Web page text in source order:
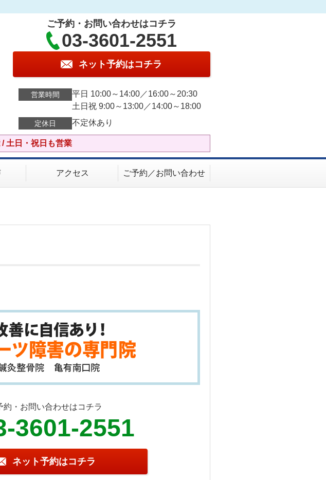
ご予約・お問い合わせはコチラ
03-3601-2551
ネット予約はコチラ
営業時間
平日 10:00～14:00／16:00～20:30
土日祝 9:00～13:00／14:00～18:00
定休日 不定休あり
土日・祝日も営業
アクセス ご予約／お問い合わせ
約・お問い合わせはコチラ
3601-2551
ネット予約はコチラ